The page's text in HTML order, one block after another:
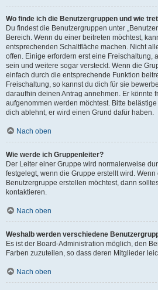
Wo finde ich die Benutzergruppen und wie
Du findest die Benutzergruppen unter
Bereich. Wenn du einer beitreten möchtest,
entsprechenden Schaltfläche machen. Nicht
offen. Einige erfordern erst eine Freischaltung,
sein und weitere sogar versteckt. Wenn die
einfach durch die entsprechende Funktion
Freischaltung, so kannst du dich für sie
daraufhin deinen Antrag annehmen. Er könnte
aufgenommen werden möchtest. Bitte
dich ablehnt, er wird einen Grund dafür haben.
Nach oben
Wie werde ich Gruppenleiter?
Der Leiter einer Gruppe wird normalerweise
festgelegt, wenn die Gruppe erstellt wird.
Benutzergruppe erstellen möchtest, dann
kontaktieren.
Nach oben
Weshalb werden verschiedene
Es ist der Board-Administration möglich, den
Farben zuzuteilen, so dass deren Mitglieder
Nach oben